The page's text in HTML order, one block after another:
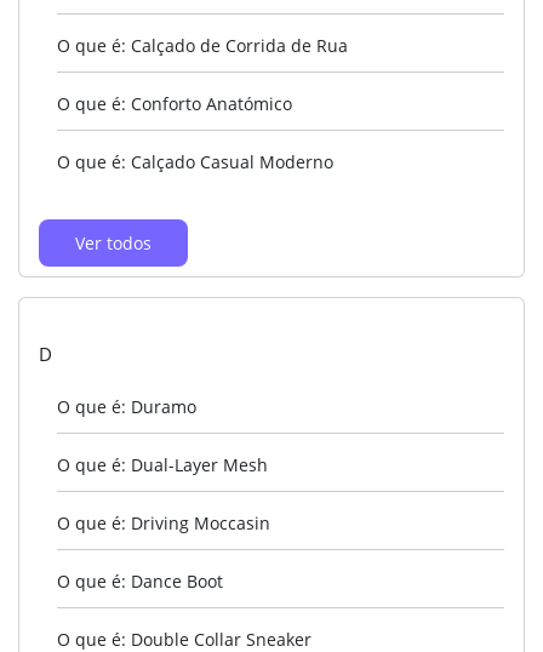
O que é: Calçado de Corrida de Rua
O que é: Conforto Anatómico
O que é: Calçado Casual Moderno
Ver todos
D
O que é: Duramo
O que é: Dual-Layer Mesh
O que é: Driving Moccasin
O que é: Dance Boot
O que é: Double Collar Sneaker